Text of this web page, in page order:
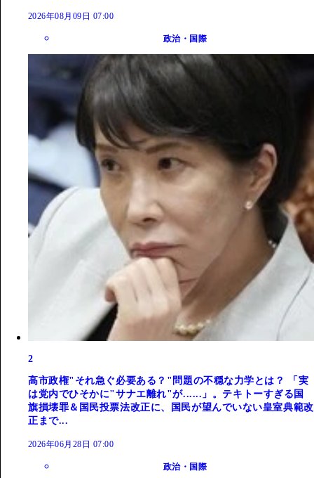
2026年08月09日 07:00
政治・国際
2
高市政権"それ急ぐ必要ある？"問題の不穏な力学とは？ 「実
は党内でひそかに"サナエ離れ"が......」。テキトーすぎる国
旗損壊罪＆国民投票法改正に、国民が望んでいない皇室典範改
正まで...
2026年06月28日 07:00
政治・国際